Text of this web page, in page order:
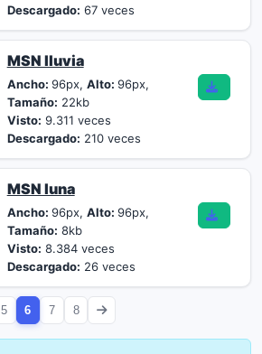
Descargado: 67 veces
MSN lluvia
Ancho: 96px, Alto: 96px,
Tamaño: 22kb
Visto: 9.311 veces
Descargado: 210 veces
MSN luna
Ancho: 96px, Alto: 96px,
Tamaño: 8kb
Visto: 8.384 veces
Descargado: 26 veces
5 6 7 8